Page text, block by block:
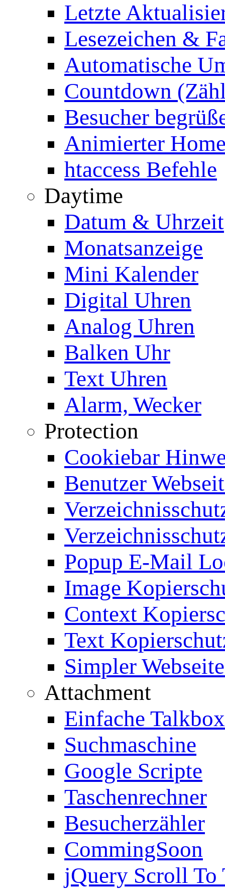
Letzte
Lesezeichen &
Automatische
Countdown
Besucher
Animierter
htaccess Befehle
Daytime
Datum & Uhrzeit
Monatsanzeige
Mini Kalender
Digital Uhren
Analog Uhren
Balken Uhr
Text Uhren
Alarm, Wecker
Protection
Cookiebar
Benutzer
Popup E-Mail
Image
Context
Text
Simpler
Attachment
Einfache Talkbox
Suchmaschine
Google Scripte
Taschenrechner
Besucherzähler
CommingSoon
jQuery Scroll To